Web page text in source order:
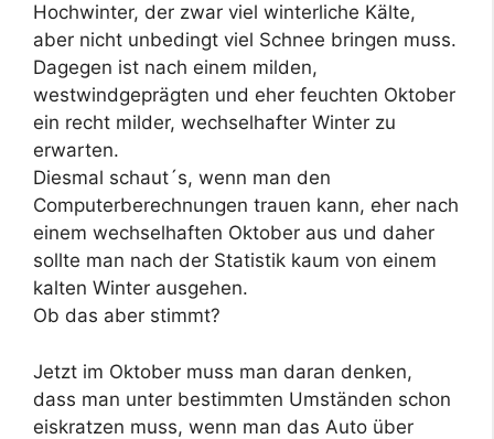
Hochwinter, der zwar viel winterliche Kälte,
aber nicht unbedingt viel Schnee bringen muss.
Dagegen ist nach einem milden,
westwindgeprägten und eher feuchten Oktober
ein recht milder, wechselhafter Winter zu
erwarten.
Diesmal schaut´s, wenn man den
Computerberechnungen trauen kann, eher nach
einem wechselhaften Oktober aus und daher
sollte man nach der Statistik kaum von einem
kalten Winter ausgehen.
Ob das aber stimmt?
Jetzt im Oktober muss man daran denken,
dass man unter bestimmten Umständen schon
eiskratzen muss, wenn man das Auto über